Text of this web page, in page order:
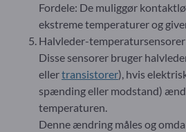
Fordele: De muliggør
ekstreme temperaturer og
Halvleder-
Disse sensorer bruger
ellertransistorer), hvis
spænding eller modstand)
temperaturen.
Denne ændring måles og